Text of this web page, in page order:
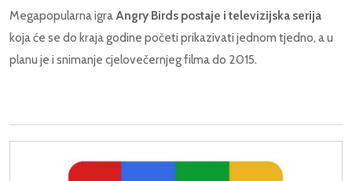
Megapopularna igra Angry Birds postaje i televizijska serija
koja će se do kraja godine početi prikazivati jednom tjedno, a u
planu je i snimanje cjelovečernjeg filma do 2015.